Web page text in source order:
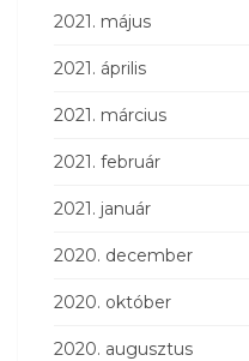
2021. május
2021. április
2021. március
2021. február
2021. január
2020. december
2020. október
2020. augusztus